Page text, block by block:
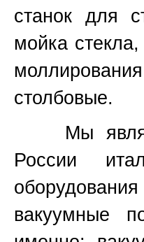
станок для
мойка
столбовые.
Мы
России
оборудования
вакуумные